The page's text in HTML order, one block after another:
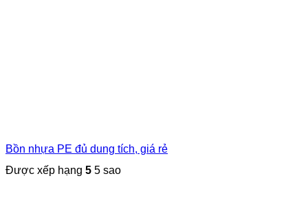
Bồn nhựa PE đủ dung tích, giá rẻ
Được xếp hạng 5 5 sao